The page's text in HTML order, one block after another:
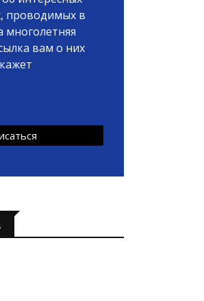
проводимых в
многолетняя
вам о них